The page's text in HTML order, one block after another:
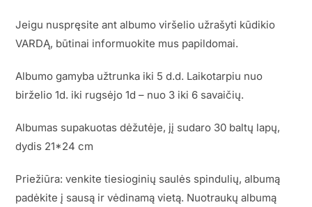
Jeigu nuspręsite ant albumo viršelio užrašyti kūdikio
VARDĄ, būtinai informuokite mus papildomai.
Albumo gamyba užtrunka iki 5 d.d. Laikotarpiu nuo
birželio 1d. iki rugsėjo 1d – nuo 3 iki 6 savaičių.
Albumas supakuotas dėžutėje, jį sudaro 30 baltų lapų,
dydis 21*24 cm
Priežiūra: venkite tiesioginių saulės spindulių, albumą
padėkite į sausą ir vėdinamą vietą. Nuotraukų albumą